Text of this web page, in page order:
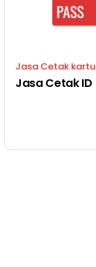
Jasa Cetak kartu